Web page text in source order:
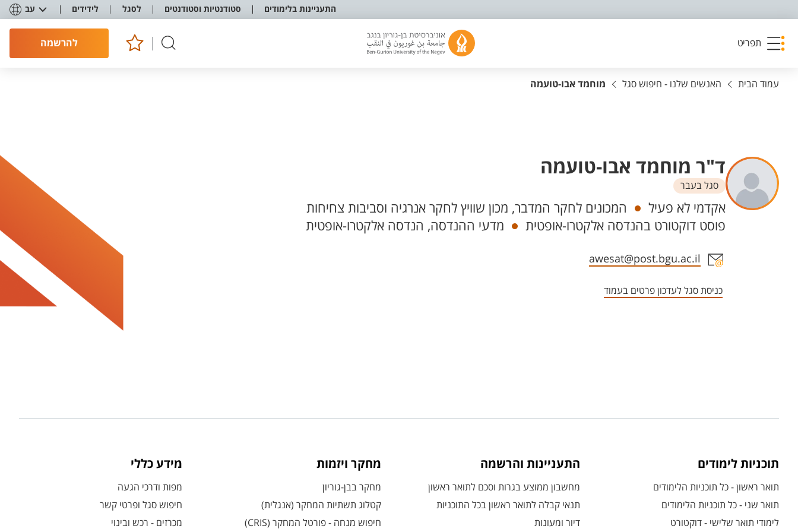
התעניינות בלימודים סטודנטיות וסטודנטים לסגל לידידים עב
תפריט להרשמה
עמוד הבית האנשים שלנו - חיפוש סגל מוחמד אבו-טועמה
ד"ר מוחמד אבו-טועמה
סגל בעבר
יחידות
אקדמי לא פעיל
המכונים לחקר המדבר, מכון שוויץ לחקר אנרגיה וסביבות צחיחות
פוסט דוקטורט בהנדסה אלקטרו-אופטית
מדעי ההנדסה, הנדסה אלקטרו-אופטית
אזור צור קשר עם איש הסגל
awesat@post.bgu.ac.il
כניסת סגל לעדכון פרטים בעמוד
תוכניות לימודים
תואר ראשון - כל תוכניות הלימודים
תואר שני - כל תוכניות הלימודים
לימודי תואר שלישי - דוקטורט
התעניינות והרשמה
מחשבון ממוצע בגרות וסכם לתואר ראשון
תנאי קבלה לתואר ראשון בכל התוכניות
דיור ומעונות
מחקר ויזמות
מחקר בבן-גוריון
קטלוג תשתיות המחקר (אנגלית)
חיפוש מנחה - פורטל המחקר (CRIS)
מידע כללי
מפות ודרכי הגעה
חיפוש סגל ופרטי קשר
מכרזים - רכש ובינוי